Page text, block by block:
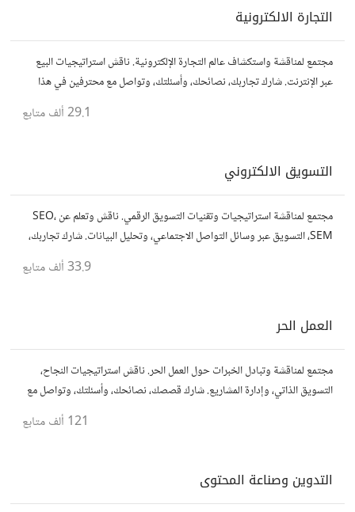
التجارة الالكترونية
مجتمع لمناقشة واستكشاف عالم التجارة الإلكترونية. ناقش استراتيجيات البيع
عبر الإنترنت. شارك تجاربك، نصائحك، وأسئلتك، وتواصل مع محترفين في هذا
29.1 ألف متابع
التسويق الالكتروني
مجتمع لمناقشة استراتيجيات وتقنيات التسويق الرقمي. ناقش وتعلم عن SEO،
SEM، التسويق عبر وسائل التواصل الاجتماعي، وتحليل البيانات. شارك تجاربك،
33.9 ألف متابع
العمل الحر
مجتمع لمناقشة وتبادل الخبرات حول العمل الحر. ناقش استراتيجيات النجاح،
التسويق الذاتي، وإدارة المشاريع. شارك قصصك، نصائحك، وأسئلتك، وتواصل مع
121 ألف متابع
التدوين وصناعة المحتوى